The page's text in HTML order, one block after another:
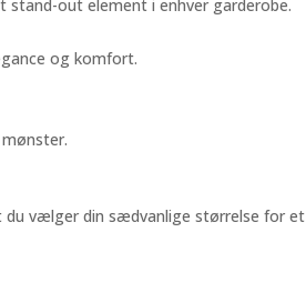
out element i enhver garderobe.
og komfort.
du vælger din sædvanlige størrelse for et